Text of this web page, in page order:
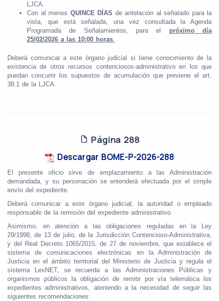
LJCA.
Con al menos QUINCE DÍAS de antelación al señalado para la
vista, que está señalada, una vez consultada la Agenda
Programada de Señalamientos, para el próximo día
25/02/2026 a las 10:00 horas.
Deberá comunicar a este órgano judicial si tiene conocimiento de la
existencia de otros recursos contenciosos-administrativo en los que
puedan concurrir los supuestos de acumulación que previene el art.
38.1 de la LJCA.
Página 288
Descargar BOME-P-2026-288
El presente oficio sirve de emplazamiento a las Administración
demandada, y su personación se entenderá efectuada por el simple
envío del expediente.
Deberá comunicar a este órgano judicial, la autoridad o empleado
responsable de la remisión del expediente administrativo.
Asimismo, en atención a las obligaciones reguladas en la Ley
29/1998, de 13 de julio, de la Jurisdicción Contencioso-Administrativa,
y del Real Decreto 1065/2015, de 27 de noviembre, que establece el
sistema de comunicaciones electrónicas en la Administración de
Justicia en el ámbito territorial del Ministerio de Justicia y regula el
sistema LexNET, se recuerda a las Administraciones Públicas y
organismos públicos la obligación de remitir por vía telemática los
expedientes administrativos, ateniendo a la necesidad de seguir las
siguientes recomendaciones: